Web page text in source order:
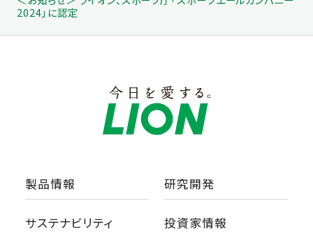
2024」に認定
製品情報 研究開発
サステナビリティ 投資家情報